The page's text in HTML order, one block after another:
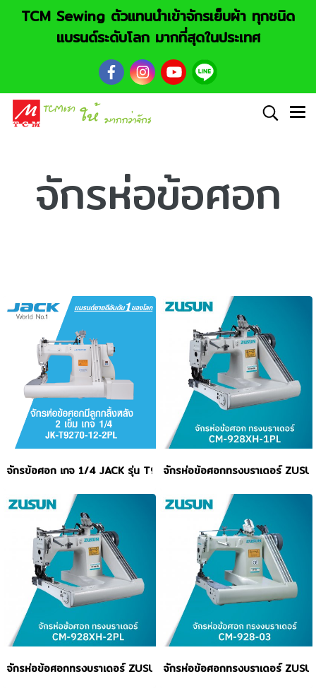
TCM Sewing ตัวแทนนำเข้าจักรเย็บผ้า ทุกชนิด
แบรนด์ระดับโลก มากที่สุดในประเทศ
จักรห่อข้อศอก
จักรข้อศอก เกจ 1/4 JACK รุ่น T9270-12-2PLจักรห่อข้อศอกทรงบราเดอร์
จักรห่อข้อศอกทรงบราเดอร์ ZUSUN รุ่น CM-928XH-2PL
จักรห่อข้อศอกทรงบราเดอร์